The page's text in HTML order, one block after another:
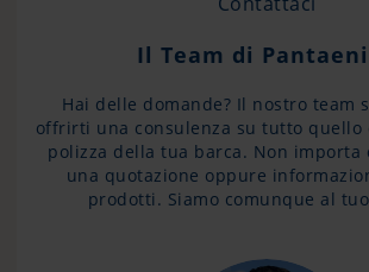
Il Team di
Hai delle domande? Il nostro team
offrirti una consulenza su tutto quello
polizza della tua barca. Non importa
una quotazione oppure
prodotti. Siamo comunque al